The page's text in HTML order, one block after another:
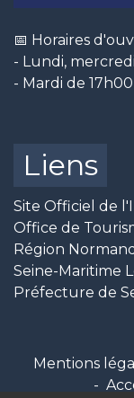
📅 Horaires
- Lundi,
- Mardi de
Liens
Site Officiel de
Office de
Région
Seine-Maritime
Préfecture de
Mentions
-